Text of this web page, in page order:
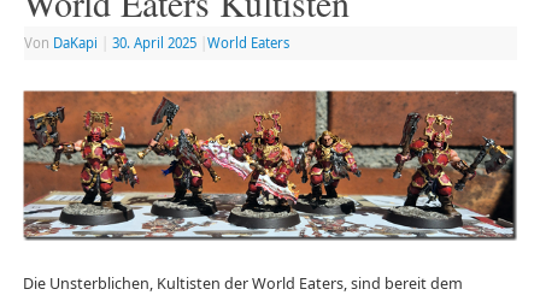
Von DaKapi 30. April 2025 World Eaters
Die Unsterblichen, Kultisten der World Eaters, sind bereit dem